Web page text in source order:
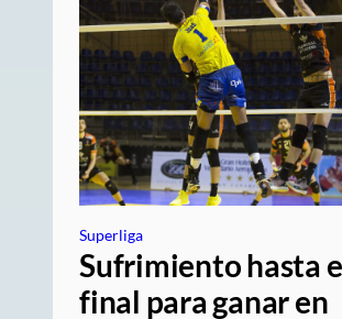
Superliga
Sufrimiento hasta
final para ganar en